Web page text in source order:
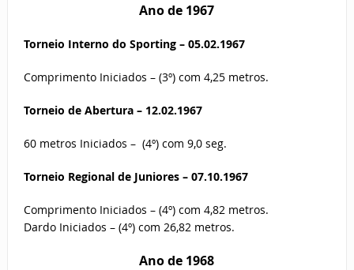
Ano de 1967
Torneio Interno do Sporting – 05.02.1967
Comprimento Iniciados – (3º) com 4,25 metros.
Torneio de Abertura – 12.02.1967
60 metros Iniciados – (4º) com 9,0 seg.
Torneio Regional de Juniores – 07.10.1967
Comprimento Iniciados – (4º) com 4,82 metros.
Dardo Iniciados – (4º) com 26,82 metros.
Ano de 1968